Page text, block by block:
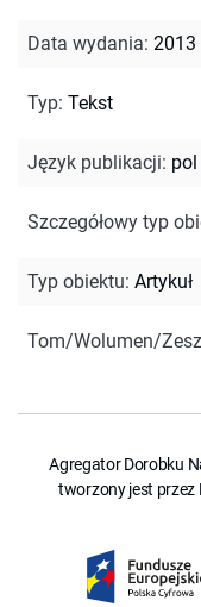
Data wydania: 2013
Typ: Tekst
Język publikacji: pol
Szczegółowy typ
Typ obiektu: Artykuł
Tom/Wolumen/
Agregator Dorobku
tworzony jest przez